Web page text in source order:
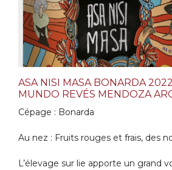
ASA NISI MASA BONARDA
MUNDO REVÉS MENDOZA
Cépage : Bonarda
Au nez : Fruits rouges et frais, des
L’élevage sur lie apporte un grand